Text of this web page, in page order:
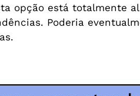
opção está totalmente
Poderia